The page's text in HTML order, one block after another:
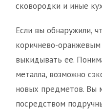
сковородки и иные
Если вы обнаружили,
коричнево-
выкидывать ее.
металла, возможно
новых предметов. Вы
посредством